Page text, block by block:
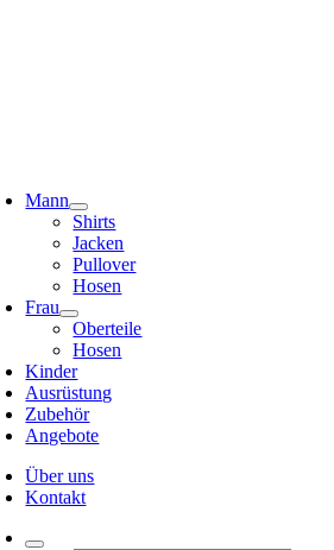
Mann
Shirts
Jacken
Pullover
Hosen
Frau
Oberteile
Hosen
Kinder
Ausrüstung
Zubehör
Angebote
Über uns
Kontakt